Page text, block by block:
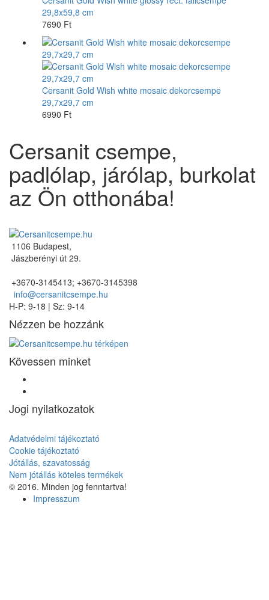
29,8x59,8 cm
7690 Ft
Cersanit Gold Wish white mosaic dekorcsempe
29,7x29,7 cm
6990 Ft
Cersanit csempe,
padlólap, járólap, burkolat
az Ön otthonába!
1106 Budapest,
Jászberényi út 29.
+3670-3145413; +3670-3145398
info@cersanitcsempe.hu
H-P: 9-18 | Sz: 9-14
Nézzen be hozzánk
Kövessen minket
Jogi nyilatkozatok
Adatvédelmi tájékoztató
Cookie tájékoztató
Jótállás, szavatosság
Nem jótállás köteles termékek
© 2016. Minden jog fenntartva!
Impresszum